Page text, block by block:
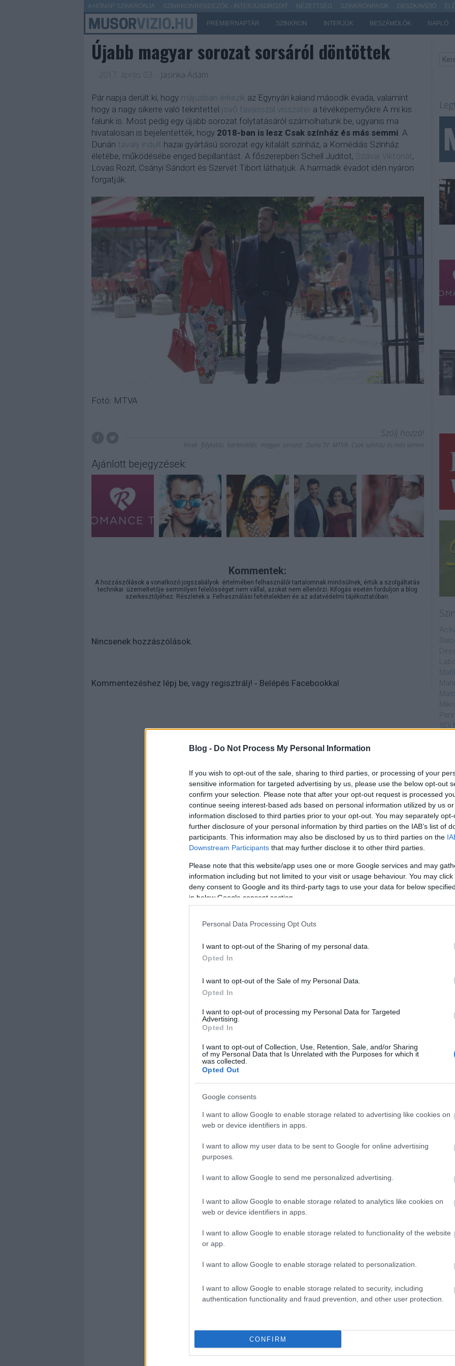
Blog - Do Not Process My Personal Information
If you wish to opt-out of the sale, sharing to third parties, or processing of your
sensitive information for targeted advertising by us, please use the below opt-out
confirm your selection. Please note that after your opt-out request is processed
continue seeing interest-based ads based on personal information utilized by us
information disclosed to third parties prior to your opt-out. You may separately
further disclosure of your personal information by third parties on the IAB’s list of
participants. This information may also be disclosed by us to third parties on the
Downstream Participants that may further disclose it to other third parties.
Please note that this website/app uses one or more Google services and may
information including but not limited to your visit or usage behaviour. You may
deny consent to Google and its third-party tags to use your data for below
in below Google consent section.
Personal Data Processing Opt Outs
I want to opt-out of the Sharing of my personal data.
Opted In
I want to opt-out of the Sale of my Personal Data.
Opted In
I want to opt-out of processing my Personal Data for Targeted
Advertising.
Opted In
I want to opt-out of Collection, Use, Retention, Sale, and/or Sharing
of my Personal Data that Is Unrelated with the Purposes for which it
was collected.
Opted Out
Google consents
I want to allow Google to enable storage related to advertising like cookies on
web or device identifiers in apps.
I want to allow my user data to be sent to Google for online advertising
purposes.
I want to allow Google to send me personalized advertising.
I want to allow Google to enable storage related to analytics like cookies on
web or device identifiers in apps.
I want to allow Google to enable storage related to functionality of the website
or app.
I want to allow Google to enable storage related to personalization.
I want to allow Google to enable storage related to security, including
authentication functionality and fraud prevention, and other user protection.
CONFIRM
PREMIERNAPTÁR SZINKRON INTERJÚK BESZÁMOLÓK NAPLÓ
A HÓNAP SZINKRONJA SZINKRONRENDEZŐK - INTERJÚSOROZAT NÉZETTSÉG SZINKRONPASIK DESZKAVÍZIÓ
Újabb magyar sorozat sorsáról döntöttek
2017. április 03. Jasinka Ádám
Pár napja derült ki, hogy májusban érkezik az Egynyári kaland második évada, valamint
hogy a nagy sikerre való tekintettel jövő tavasszal visszatéra tévéképernyőkre A mi kis
falunk is. Most pedig egy újabb sorozat folytatásáról számolhatunk be, ugyanis ma
hivatalosan is bejelentették, hogy 2018-ban is lesz Csak színház és más semmi. A
Dunán tavaly indult hazai gyártású sorozat egy kitalált színház, a Komédiás Színház
életébe, működésébe enged bepillantást. A főszerepben Schell Juditot, Szávai Viktóriát,
Lovas Rozit, Csányi Sándort és Szervét Tibort láthatjuk. A harmadik évadot idén nyáron
forgatják.
Fotó: MTVA
Szólj hozzá!
hírek folytatás berendelés magyar sorozat Duna TV MTVA Csak színház és más semmi
Ajánlott bejegyzések:
Kommentek:
A hozzászólások a vonatkozó jogszabályok értelmében felhasználói tartalomnak minősülnek, értük a szolgáltatás
technikai üzemeltetője semmilyen felelősséget nem vállal, azokat nem ellenőrzi. Kifogás esetén forduljon a blog
szerkesztőjéhez. Részletek a
Felhasználási feltételekben és az adatvédelmi tájékoztatóban.
Nincsenek hozzászólások.
Kommentezéshez lépj be, vagy regisztrálj! ‐ Belépés Facebookkal
SDI
AMC
A
A
játék
M4